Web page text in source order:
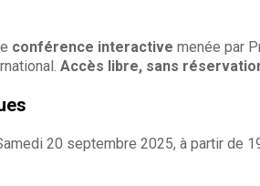
conférence interactive menée par
Accès libre, sans
20 septembre 2025, à partir de